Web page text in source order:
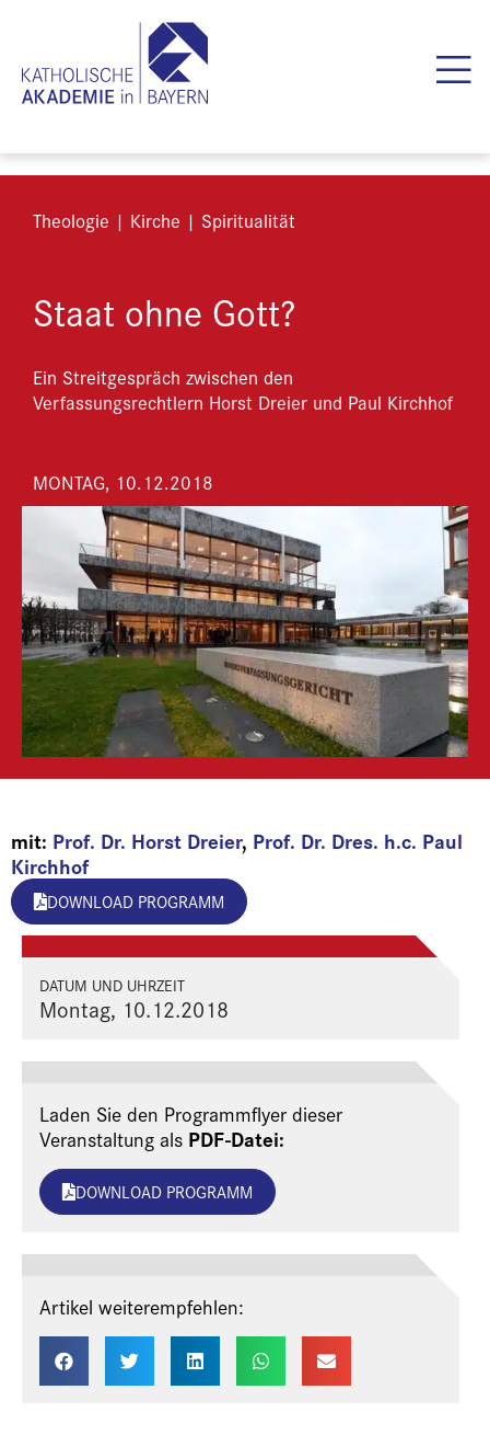
Theologie | Kirche | Spiritualität
Staat ohne Gott?
Ein Streitgespräch zwischen den
Verfassungsrechtlern Horst Dreier und Paul Kirchhof
MONTAG, 10.12.2018
mit: Prof. Dr. Horst Dreier, Prof. Dr. Dres. h.c. Paul
Kirchhof
DOWNLOAD PROGRAMM
DATUM UND UHRZEIT
Montag, 10.12.2018
Laden Sie den Programmflyer dieser
Veranstaltung als PDF-Datei:
DOWNLOAD PROGRAMM
Artikel weiterempfehlen: